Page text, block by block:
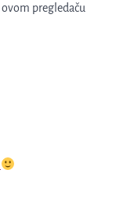
pregledaču